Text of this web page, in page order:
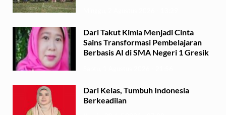
Dari Takut Kimia Menjadi Cinta
Sains Transformasi Pembelajaran
Berbasis AI di SMA Negeri 1 Gresik
Dari Kelas, Tumbuh Indonesia
Berkeadilan